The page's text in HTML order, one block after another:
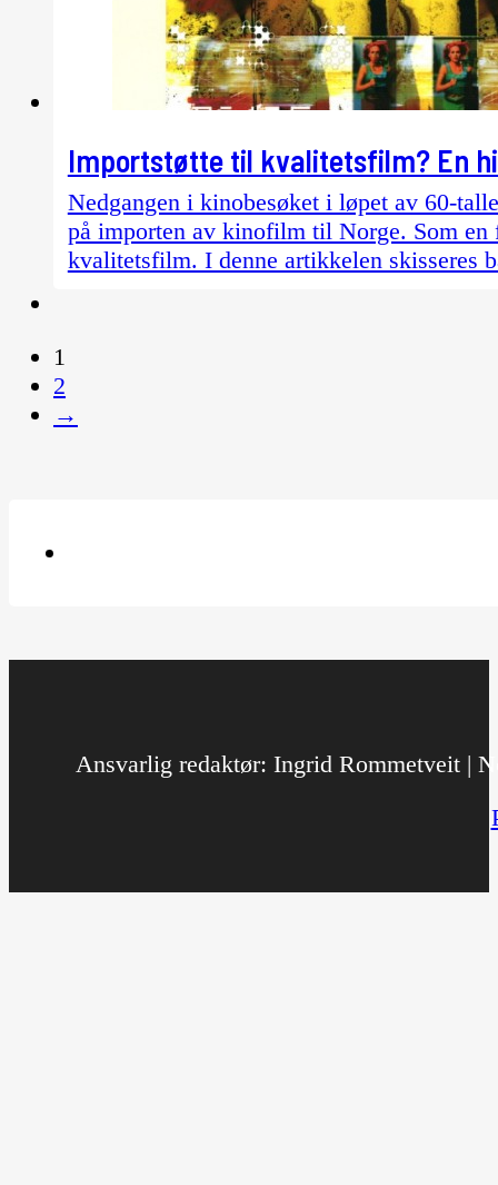
Importstøtte til kvalitetsfilm? En
Nedgangen i kinobesøket i løpet av 60-
på importen av kinofilm til Norge. Som
kvalitetsfilm. I denne artikkelen skisseres
1
2
→
Ansvarlig redaktør: Ingrid Rommetveit |